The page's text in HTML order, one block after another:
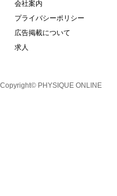
会社案内
プライバシーポリシー
広告掲載について
求人
Copyright© PHYSIQUE ONLINE